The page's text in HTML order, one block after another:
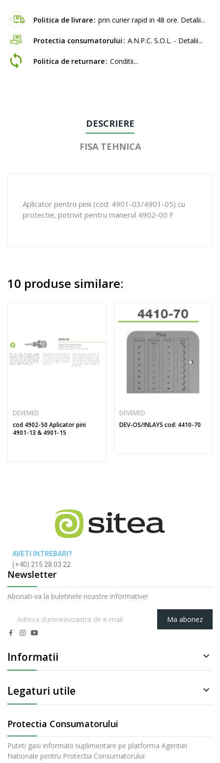
Politica de livrare prin curier rapid in 48 ore. Detalii...
Protectia consumatorului A.N.P.C. S.O.L. - Detalii...
Politica de returnare Conditii...
DESCRIERE
FISA TEHNICA
Aplicator pentru pinii (cod: 4901-03/4901-05) cu
protectie, potrivit pentru manerul 4902-00 F
10 produse similare:
DEVEMED
cod 4902-50 Aplicator pini
4901-13 & 4901-15
DEVEMED
DEV-OS/INLAYS cod: 4410-70
AVETI INTREBARI?
(+40) 215 28 03 22
Newsletter
Abonati-va la buletinele noastre informative!
Ma abonez
Informatii 
Legaturi utile 
Protectia Consumatorului
Puteti gasi informatii suplimentare pe platforma Agentiei
Nationale pentru Protectia Consumatorului: